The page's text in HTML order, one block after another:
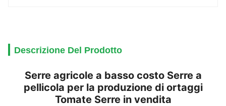
Descrizione Del Prodotto
Serre agricole a basso costo Serre a
pellicola per la produzione di ortaggi
Tomate Serre in vendita